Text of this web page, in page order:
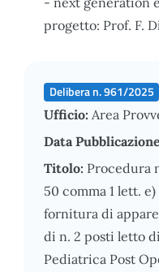
progetto: Prof. F.
Delibera n. 961/2025
Ufficio: Area
Data
Titolo: Procedura
50 comma 1 lett.
fornitura di
di n. 2 posti letto
Pediatrica Post